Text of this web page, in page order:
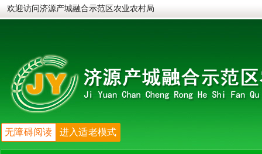
欢迎访问济源产城融合示范区农业农村局
无障碍阅读 进入适老模式